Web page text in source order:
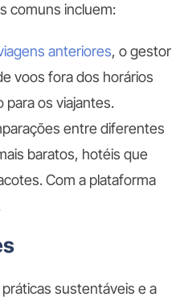
comuns incluem:
anteriores, o gestor
voos fora dos horários
os viajantes.
entre diferentes
baratos, hotéis que
Com a plataforma
sustentáveis e a